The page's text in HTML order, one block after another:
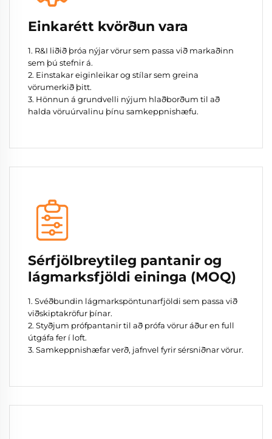
Einkarétt kvörðun vara
1. R&I liðið þróa nýjar vörur sem passa við markaðinn
sem þú stefnir á.
2. Einstakar eiginleikar og stílar sem greina
vörumerkið þitt.
3. Hönnun á grundvelli nýjum hlaðborðum til að
halda vöruúrvalinu þínu samkeppnishæfu.
Sérfjölbreytileg pantanir og
lágmarksfjöldi eininga (MOQ)
1. Svéðbundin lágmarkspöntunarfjöldi sem passa við
viðskiptakröfur þínar.
2. Styðjum prófpantanir til að prófa vörur áður en full
útgáfa fer í loft.
3. Samkeppnishæfar verð, jafnvel fyrir sérsniðnar vörur.